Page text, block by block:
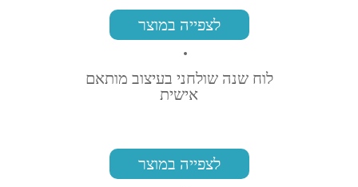
לצפייה במוצר
לוח שנה שולחני בעיצוב מותאם
אישית
לצפייה במוצר